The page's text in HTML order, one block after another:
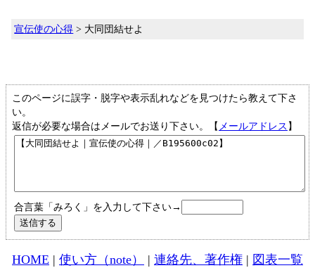
宣伝使の心得 > 大同団結せよ
このページに誤字・脱字や表示乱れなどを見つけたら教えて下さ
い。
返信が必要な場合はメールでお送り下さい。【 メールアドレス 】
合言葉「みろく」を入力して下さい→
HOME | 使い方（note） | 連絡先、著作権 | 図表一覧